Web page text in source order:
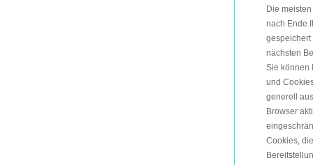
Die
nach Ende
gespeichert
nächsten
Sie können
und
generell
Browser
Cookies,